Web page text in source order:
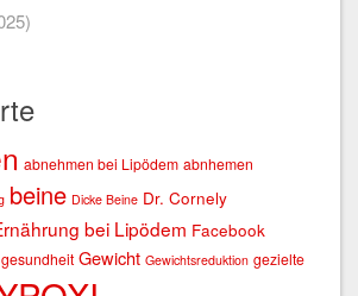
abnehmen bei Lipödem abnhemen
beine Dicke Beine Dr. Cornely
bei Lipödem Facebook
gesundheit Gewicht Gewichtsreduktion gezielte